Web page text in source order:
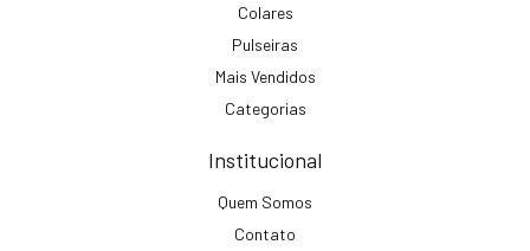
Colares
Pulseiras
Mais Vendidos
Categorias
Institucional
Quem Somos
Contato